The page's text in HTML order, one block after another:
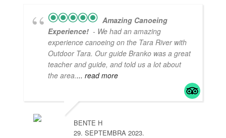
Amazing Canoeing
Experience! - We had an amazing
experience canoeing on the Tara River with
Outdoor Tara. Our guide Branko was a great
teacher and guide, and told us a lot about
the area.... read more
BENTE H
29. SEPTEMBRA 2023.